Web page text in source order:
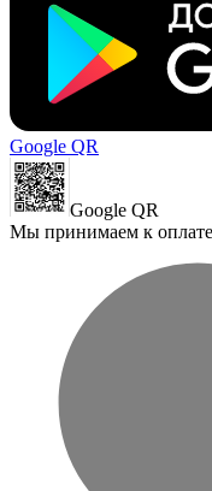
Google QR
Google QR
Мы принимаем к оплате